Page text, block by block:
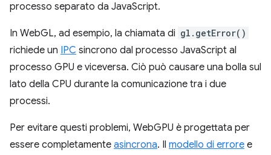
processo separato da JavaScript.
In WebGL, ad esempio, la chiamata di gl.getError()
richiede un IPC sincrono dal processo JavaScript al
processo GPU e viceversa. Ciò può causare una bolla sul
lato della CPU durante la comunicazione tra i due
processi.
Per evitare questi problemi, WebGPU è progettata per
essere completamente asincrona. Il modello di errore e